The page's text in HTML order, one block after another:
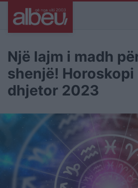
Një lajm i madh
shenjë! Horoskopi
dhjetor 2023